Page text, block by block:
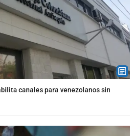
canales para venezolanos sin